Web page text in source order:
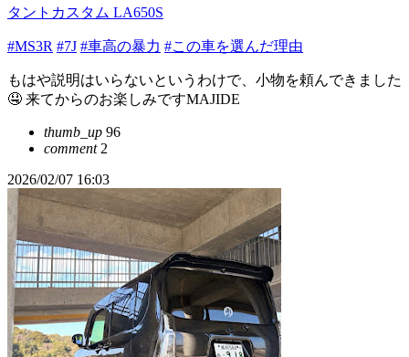
タントカスタム LA650S
#MS3R #7J #車高の暴力 #この車を選んだ理由
もはや説明はいらないというわけで、小物を頼んできました
🤤 来てからのお楽しみですMAJIDE
thumb_up 96
comment2
2026/02/07 16:03